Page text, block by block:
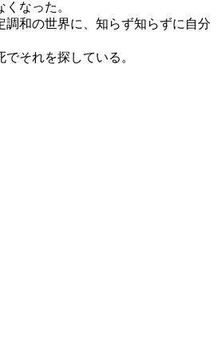
なった。
和の世界に、知らず知らずに自分
それを探している。